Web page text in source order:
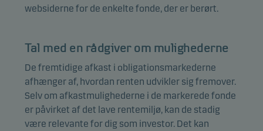
websiderne for de enkelte fonde, der er berørt.
Tal med en rådgiver om mulighederne
De fremtidige afkast i obligationsmarkederne
afhænger af, hvordan renten udvikler sig fremover.
Selv om afkastmulighederne i de markerede fonde
er påvirket af det lave rentemiljø, kan de stadig
være relevante for dig som investor. Det kan